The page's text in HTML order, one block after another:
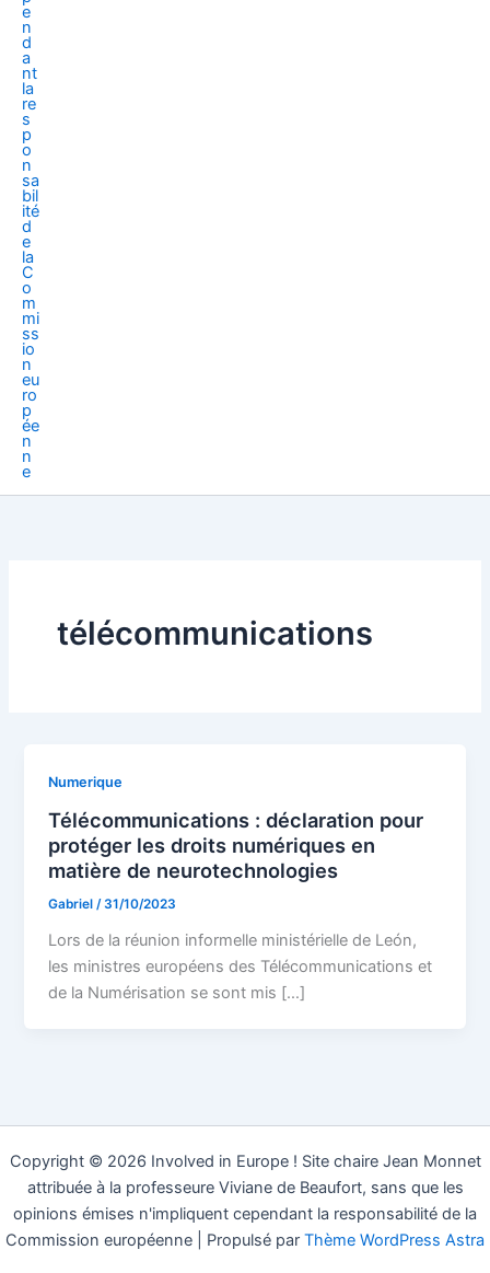
télécommunications
Numerique
Télécommunications : déclaration pour
protéger les droits numériques en
matière de neurotechnologies
Gabriel /31/10/2023
Lors de la réunion informelle ministérielle de León,
les ministres européens des Télécommunications et
de la Numérisation se sont mis […]
Copyright © 2026 Involved in Europe ! Site chaire Jean Monnet
attribuée à la professeure Viviane de Beaufort, sans que les
opinions émises n'impliquent cependant la responsabilité de la
Commission européenne | Propulsé par Thème WordPress Astra